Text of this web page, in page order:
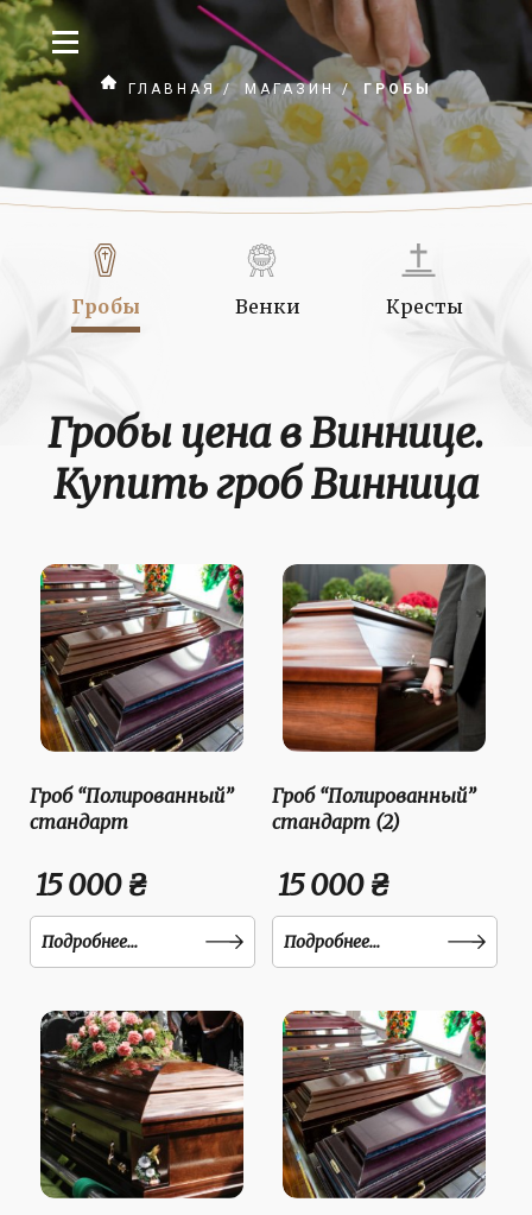
ГЛАВНАЯ/ МАГАЗИН/ ГРОБЫ
Гробы Венки Кресты
Гробы цена в Виннице.
Купить гроб Винница
Гроб “Полированный”
стандарт
15 000 ₴
Подробнее...
Гроб “Полированный”
стандарт (2)
15 000 ₴
Подробнее...